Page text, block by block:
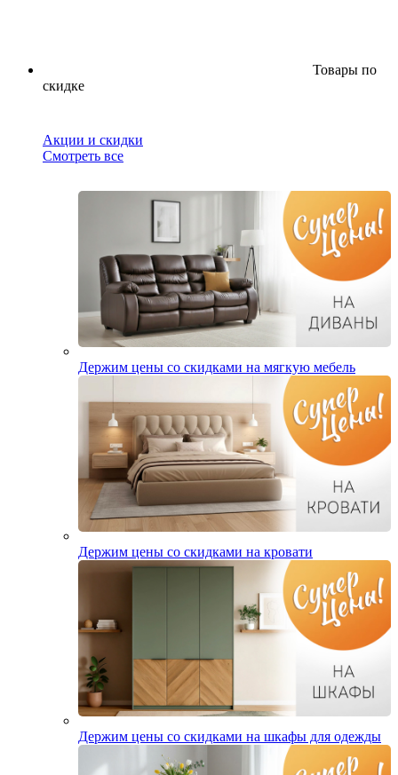
Товары по
скидке
Акции и скидки
Смотреть все
Держим цены со скидками на мягкую мебель
Держим цены со скидками на кровати
Держим цены со скидками на шкафы для одежды